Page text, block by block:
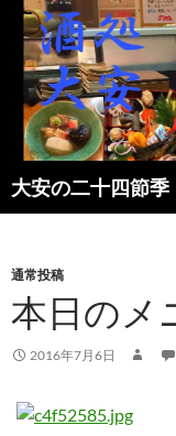
大安の二十四節季
検
索
ン
へ
キ
プ
通常投稿
本日のメ
2016年7月6日